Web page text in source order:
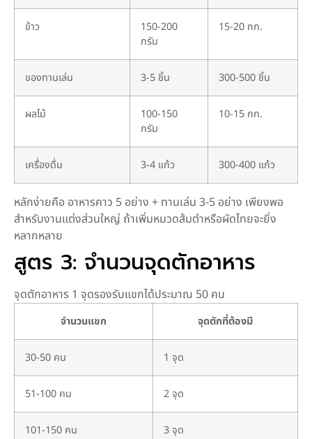
ข้าว
150-200
กรัม
15-20 กก.
ของทานเล่น 3-5 ชิ้น 300-500 ชิ้น
ผลไม้
100-150
กรัม
10-15 กก.
เครื่องดื่ม 3-4 แก้ว 300-400 แก้ว
หลักง่ายคือ อาหารคาว 5 อย่าง + ทานเล่น 3-5 อย่าง เพียงพอ
สำหรับงานแต่งส่วนใหญ่ ถ้าเพิ่มหมวดส้มตำหรือผัดไทยจะยิ่ง
หลากหลาย
สูตร 3: จำนวนจุดตักอาหาร
จุดตักอาหาร 1 จุดรองรับแขกได้ประมาณ 50 คน
จำนวนแขก จุดตักที่ต้องมี
30-50 คน 1 จุด
51-100 คน 2 จุด
101-150 คน 3 จุด